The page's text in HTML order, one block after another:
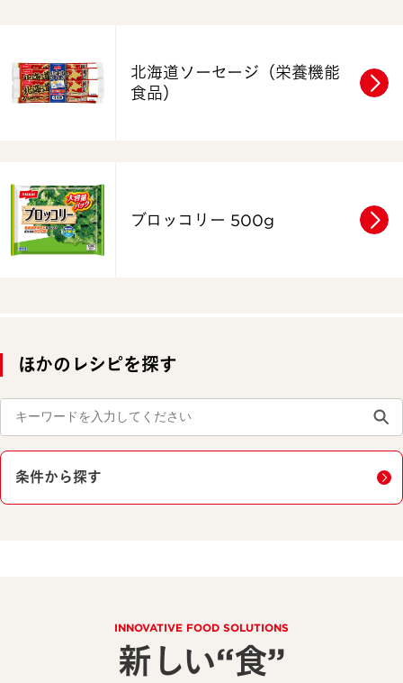
北海道ソーセージ （栄養機能
食品）
ブロッコリー 500g
ほかのレシピを探す
条件から探す
INNOVATIVE FOOD SOLUTIONS
新しい“食”